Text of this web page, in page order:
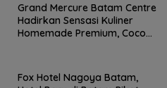
Grand Mercure Batam Centre
Hadirkan Sensasi Kuliner
Homemade Premium, Cocok
Fox Hotel Nagoya Batam,